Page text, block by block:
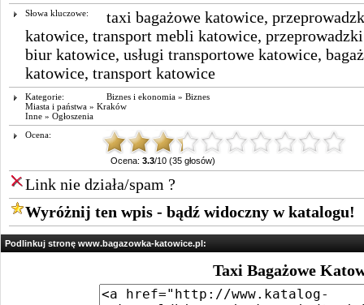
Słowa kluczowe: taxi bagażowe katowice,
katowice, transport mebli katowice,
biur katowice, usługi transportowe katowice,
katowice, transport katowice
Kategorie: Biznes i ekonomia » Biznes
Miasta i państwa » Kraków
Inne » Ogłoszenia
Ocena:
Ocena: 3.3/10 (35 głosów)
Link nie działa/spam ?
Wyróżnij ten wpis - bądź widoczny w katalogu!
Podlinkuj stronę www.bagazowka-katowice.pl:
Taxi Bagażowe